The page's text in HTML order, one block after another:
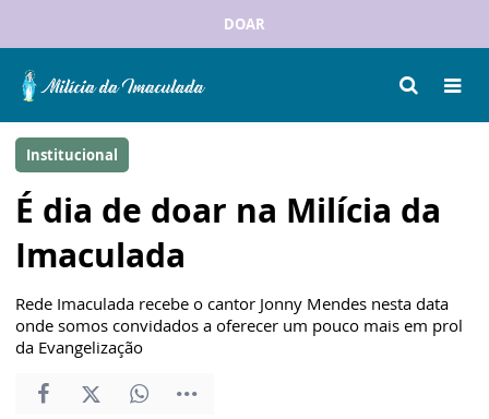
DOAR
Institucional
É dia de doar na Milícia da
Imaculada
Rede Imaculada recebe o cantor Jonny Mendes nesta data
onde somos convidados a oferecer um pouco mais em prol
da Evangelização